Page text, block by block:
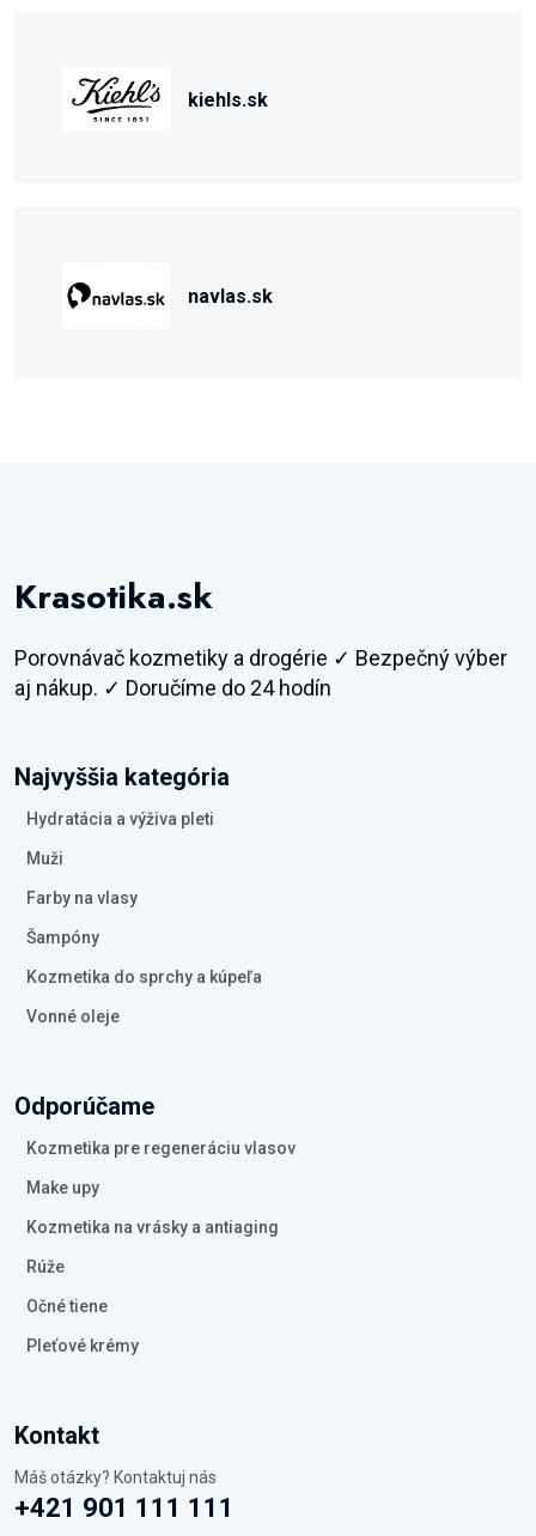
kiehls.sk
navlas.sk
Krasotika.sk
Porovnávač kozmetiky a drogérie ✓ Bezpečný výber
aj nákup. ✓ Doručíme do 24 hodín
Najvyššia kategória
Hydratácia a výživa pleti
Muži
Farby na vlasy
Šampóny
Kozmetika do sprchy a kúpeľa
Vonné oleje
Odporúčame
Kozmetika pre regeneráciu vlasov
Make upy
Kozmetika na vrásky a antiaging
Rúže
Očné tiene
Pleťové krémy
Kontakt
Máš otázky? Kontaktuj nás
+421 901 111 111